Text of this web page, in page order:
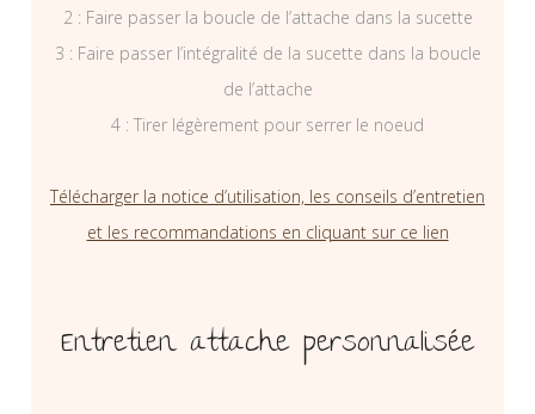
2 : Faire passer la boucle de l’attache dans la sucette
3 : Faire passer l’intégralité de la sucette dans la boucle
de l’attache
4 : Tirer légèrement pour serrer le noeud
Télécharger la notice d’utilisation, les conseils d’entretien
et les recommandations en cliquant sur ce lien
Entretien attache personnalisée